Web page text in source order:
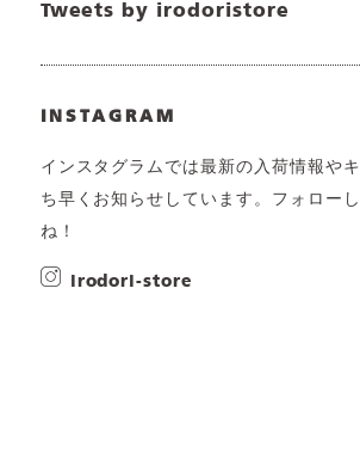
Tweets by irodoristore
INSTAGRAM
インスタグラムでは最新の入荷情報や
ち早くお知らせしています。フォロー
ね！
irodori-store